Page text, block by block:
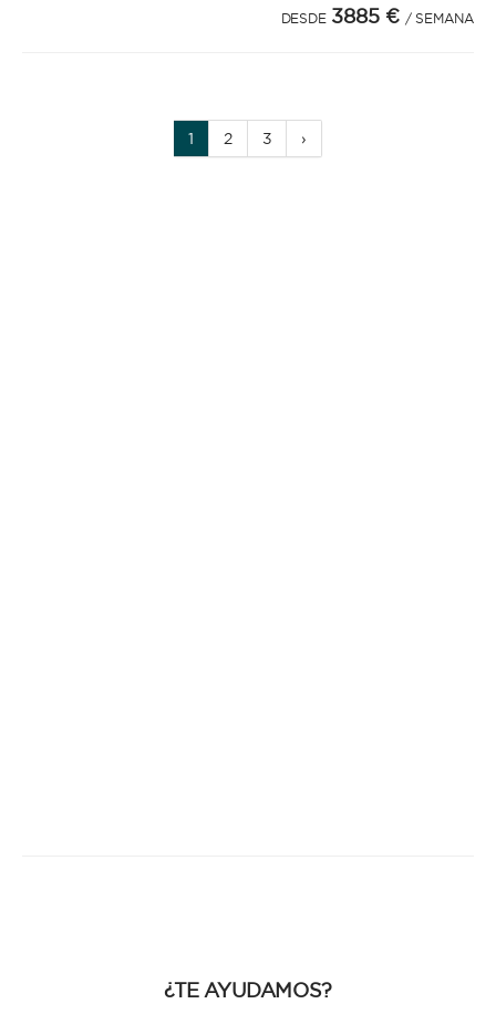
DESDE 3885 € / SEMANA
1 2 3 ›
¿TE AYUDAMOS?